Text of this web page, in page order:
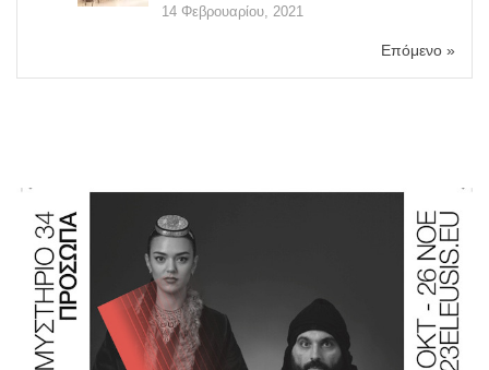
14 Φεβρουαρίου, 2021
Επόμενο »